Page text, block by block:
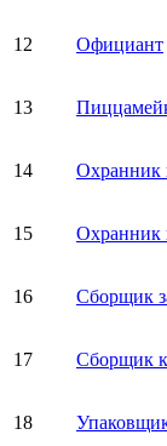
12 Официант
13
14 Охранник
15 Охранник
16 Сборщик
17 Сборщик
18